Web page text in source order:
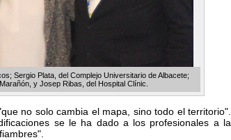
Sergio Plata, del Complejo Universitario de Albacete;
y Josep Ribas, del Hospital Clínic.
no solo cambia el mapa, sino todo el territorio".
se le ha dado a los profesionales a la